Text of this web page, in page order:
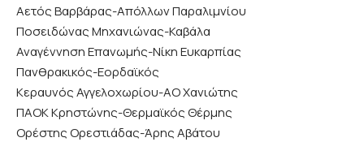
Αετός Βαρβάρας-Απόλλων Παραλιμνίου
Ποσειδώνας Μηχανιώνας-Καβάλα
Αναγέννηση Επανωμής-Νίκη Ευκαρπίας
Πανθρακικός-Εορδαϊκός
Κεραυνός Αγγελοχωρίου-ΑΟ Χανιώτης
ΠΑΟΚ Κρηστώνης-Θερμαϊκός Θέρμης
Ορέστης Ορεστιάδας-Άρης Αβάτου